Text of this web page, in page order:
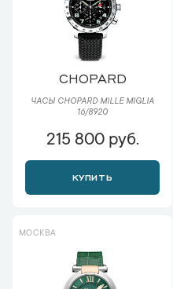
CHOPARD
ЧАСЫ CHOPARD MILLE MIGLIA
16/8920
215 800 руб.
КУПИТЬ
МОСКВА